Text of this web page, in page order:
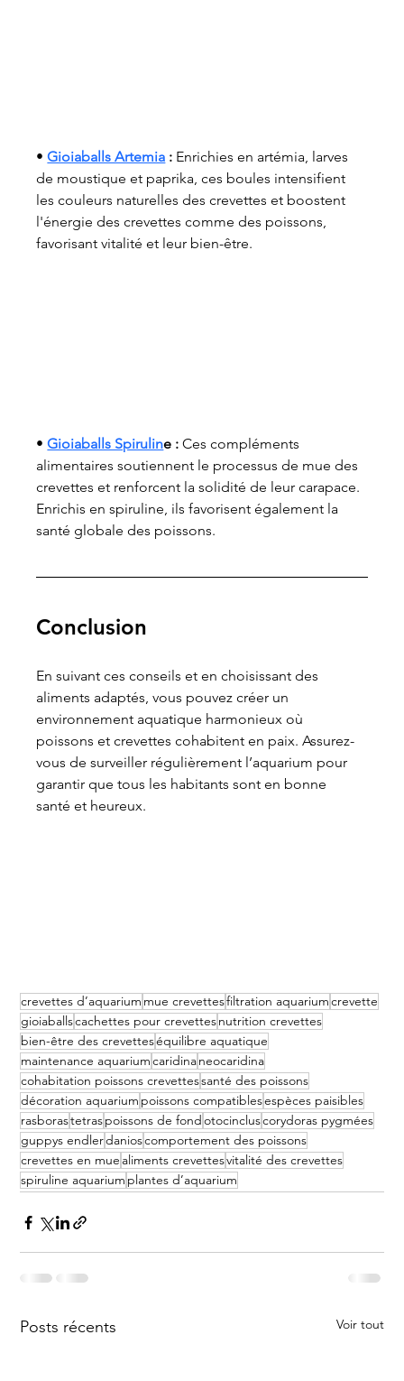
• Gioiaballs Artemia : Enrichies en artémia, larves
de moustique et paprika, ces boules intensifient
les couleurs naturelles des crevettes et boostent
l'énergie des crevettes comme des poissons,
favorisant vitalité et leur bien-être.
• Gioiaballs Spiruline : Ces compléments
alimentaires soutiennent le processus de mue des
crevettes et renforcent la solidité de leur carapace.
Enrichis en spiruline, ils favorisent également la
santé globale des poissons.
Conclusion
En suivant ces conseils et en choisissant des
aliments adaptés, vous pouvez créer un
environnement aquatique harmonieux où
poissons et crevettes cohabitent en paix. Assurez-
vous de surveiller régulièrement l’aquarium pour
garantir que tous les habitants sont en bonne
santé et heureux.
crevettes d’aquarium mue crevettesfiltration aquariumcrevette
gioiaballscachettes pour crevettesnutrition crevettes
bien-être des crevetteséquilibre aquatique
maintenance aquariumcaridinaneocaridina
cohabitation poissons crevettessanté des poissons
décoration aquarium poissons compatiblesespèces paisibles
rasborastetraspoissons de fondotocincluscorydoras pygmées
guppys endlerdanioscomportement des poissons
crevettes en mue aliments crevettesvitalité des crevettes
spiruline aquarium plantes d’aquarium
Posts récents Voir tout